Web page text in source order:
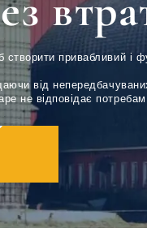
привабливий і
від
не відповідає потребам